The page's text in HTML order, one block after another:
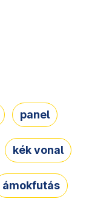
panel
kék vonal
ámokfutás